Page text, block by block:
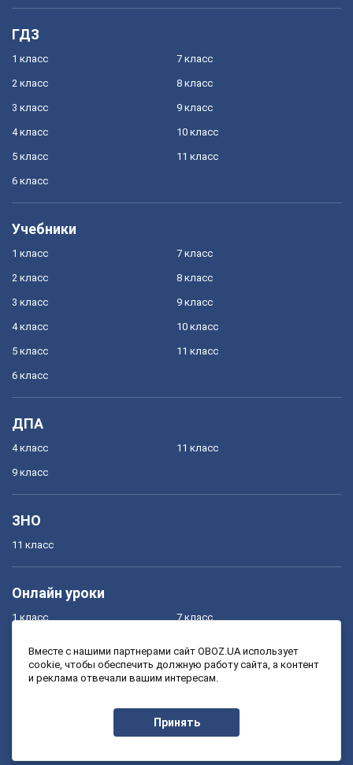
ГДЗ
1 класс
2 класс
3 класс
4 класс
5 класс
6 класс
7 класс
8 класс
9 класс
10 класс
11 класс
Учебники
1 класс
2 класс
3 класс
4 класс
5 класс
6 класс
7 класс
8 класс
9 класс
10 класс
11 класс
ДПА
4 класс
9 класс
11 класс
ЗНО
11 класс
Онлайн уроки
1 класс
3 класс
7 класс
9 класс
Вместе с нашими партнерами сайт OBOZ.UA использует
cookie, чтобы обеспечить должную работу сайта, а контент
и реклама отвечали вашим интересам.
Принять